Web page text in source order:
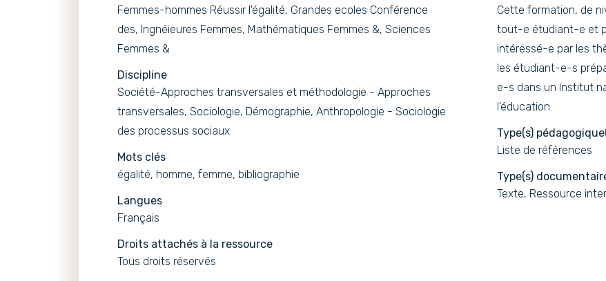
Femmes-hommes Réussir l'égalité, Grandes ecoles Conférence
des, Ingnéieures Femmes, Mathématiques Femmes &, Sciences
Femmes &
Discipline
Société-Approches transversales et méthodologie - Approches
transversales, Sociologie, Démographie, Anthropologie - Sociologie
des processus sociaux
Mots clés
égalité, homme, femme, bibliographie
Langues
Français
Droits attachés à la ressource
Tous droits réservés
Cette formation, de
tout-e étudiant-e et
intéressé-e par les
les étudiant-e-s
e-s dans un Institut
l’éducation.
Type(s)
Liste de références
Type(s)
Texte, Ressource